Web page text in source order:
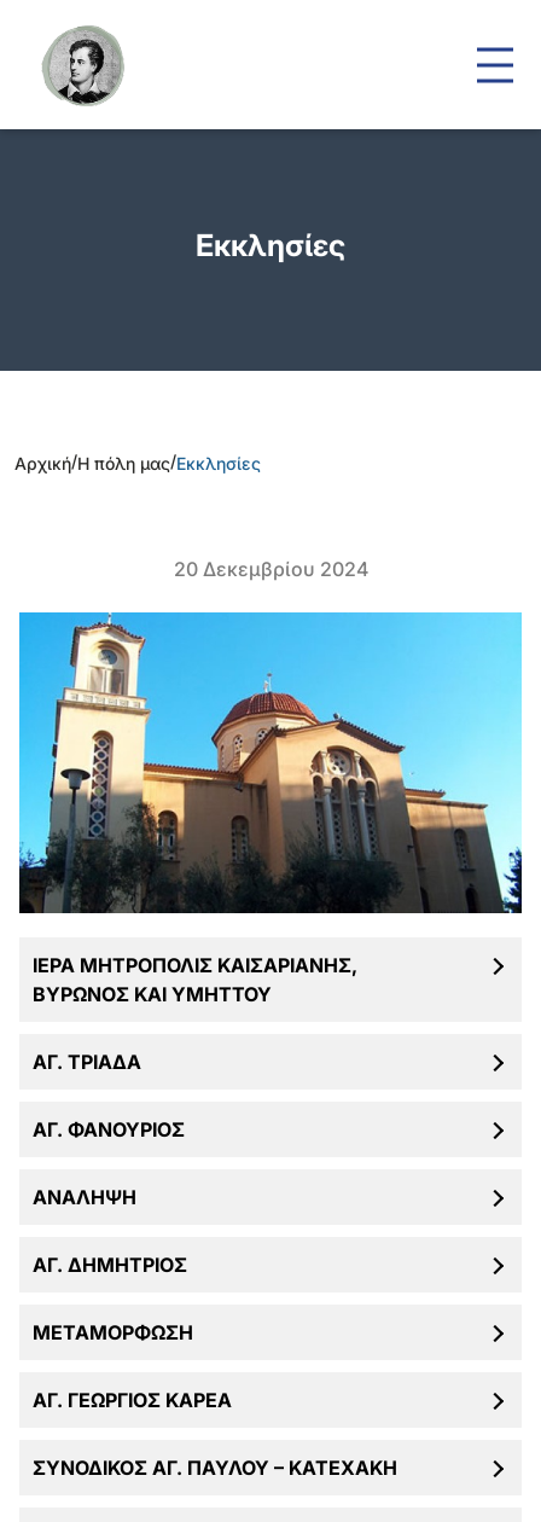
Εκκλησίες
Αρχική/Η πόλη μας/Εκκλησίες
20 Δεκεμβρίου 2024
ΙΕΡΑ ΜΗΤΡΟΠΟΛΙΣ ΚΑΙΣΑΡΙΑΝΗΣ,
ΒΥΡΩΝΟΣ ΚΑΙ ΥΜΗΤΤΟΥ
ΑΓ. ΤΡΙΑΔΑ
ΑΓ. ΦΑΝΟΥΡΙΟΣ
ΑΝΑΛΗΨΗ
ΑΓ. ΔΗΜΗΤΡΙΟΣ
ΜΕΤΑΜΟΡΦΩΣΗ
ΑΓ. ΓΕΩΡΓΙΟΣ ΚΑΡΕΑ
ΣΥΝΟΔΙΚΟΣ ΑΓ. ΠΑΥΛΟΥ – ΚΑΤΕΧΑΚΗ